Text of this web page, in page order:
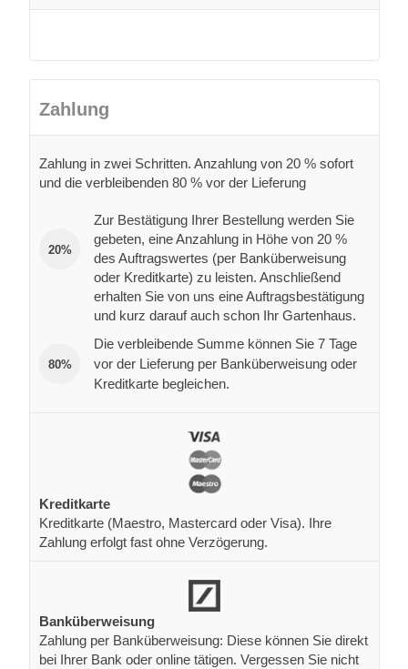
Zahlung
Zahlung in zwei Schritten. Anzahlung von 20 % sofort
und die verbleibenden 80 % vor der Lieferung
20%
Zur Bestätigung Ihrer Bestellung werden Sie
gebeten, eine Anzahlung in Höhe von 20 %
des Auftragswertes (per Banküberweisung
oder Kreditkarte) zu leisten. Anschließend
erhalten Sie von uns eine Auftragsbestätigung
und kurz darauf auch schon Ihr Gartenhaus.
80%
Die verbleibende Summe können Sie 7 Tage
vor der Lieferung per Banküberweisung oder
Kreditkarte begleichen.
Kreditkarte
Kreditkarte (Maestro, Mastercard oder Visa). Ihre
Zahlung erfolgt fast ohne Verzögerung.
Banküberweisung
Zahlung per Banküberweisung: Diese können Sie direkt
bei Ihrer Bank oder online tätigen. Vergessen Sie nicht